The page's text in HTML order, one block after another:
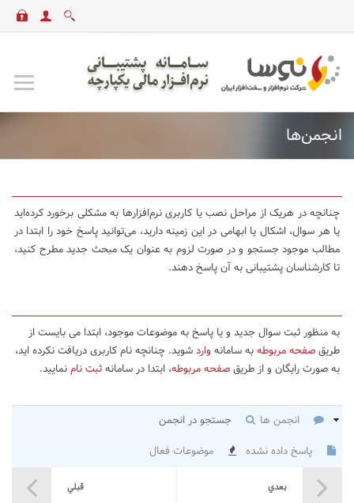
انجمن‌ها
چنانچه در هریک از مراحل نصب یا کاربری نرم‌افزارها به مشکلی برخورد کرده‌اید
یا هر سوال، اشکال یا ابهامی در این زمینه دارید، می‌توانید پاسخ خود را ابتدا در
مطالب موجود جستجو و در صورت لزوم به عنوان یک مبحث جدید مطرح کنید،
تا کارشناسان پشتیبانی به آن پاسخ دهند.
به منظور ثبت سوال جدید و یا پاسخ به موضوعات موجود، ابتدا می بایست از
طریقصفحه مربوطهبه سامانه واردشوید. چنانچه نام کاربری دریافت نکرده اید،
به صورت رایگان و از طریقصفحه مربوطه، ابتدا در سامانهثبت نامنمایید.
انجمن ها
جستجو در انجمن
پاسخ داده نشده
موضوعات فعال
قبلي بعدي